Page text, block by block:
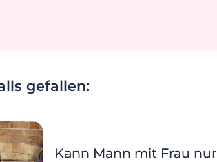
gefallen:
Kann Mann mit Frau nur